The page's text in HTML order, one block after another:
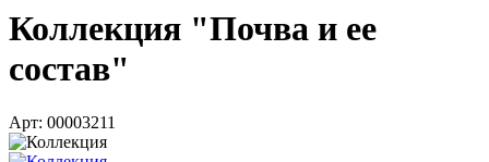
Коллекция "Почва и ее
состав"
Арт: 00003211